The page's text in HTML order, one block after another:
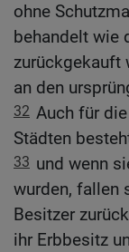
ohne
behandelt wie
zurückgekauft
an den
32 Auch für
Städten
33 und wenn
wurden, fallen
Besitzer
ihr Erbbesitz